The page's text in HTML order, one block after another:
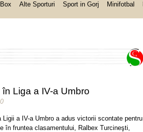
Box Alte Sporturi Sport in Gorj Minifotbal
Liga a IV-a Umbro
Ligii a IV-a Umbro a adus victorii scontate pentru
în fruntea clasamentului, Ralbex Turcineşti,